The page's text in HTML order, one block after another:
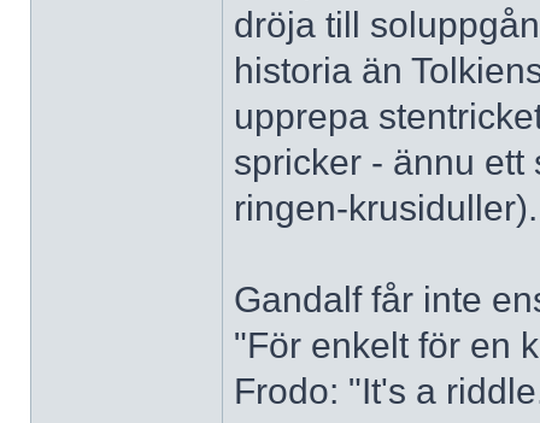
dröja till
historia än
upprepa
spricker - ännu ett
ringen-krusiduller).
Gandalf får inte
"För enkelt för en
Frodo: "It's a